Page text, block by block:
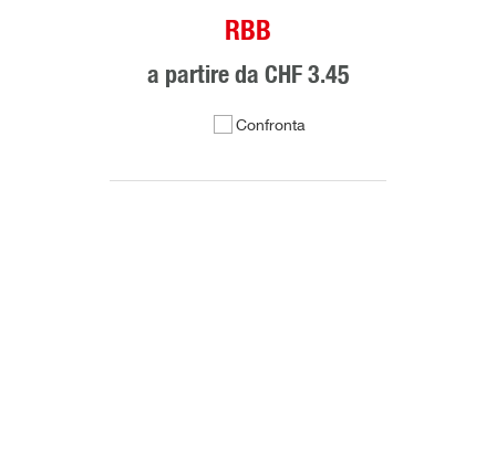
RBB
a partire da CHF 3.45
Confronta